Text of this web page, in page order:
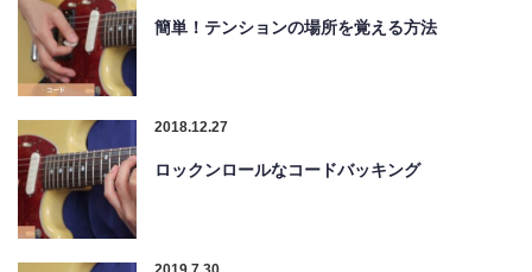
簡単！テンションの場所を覚える方法
2018.12.27
ロックンロールなコードバッキング